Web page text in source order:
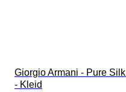
Giorgio Armani - Pure Silk
- Kleid